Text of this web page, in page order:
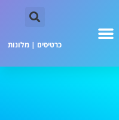
כרטיסים | מלונות